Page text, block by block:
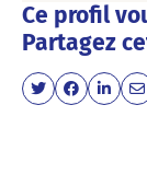
Ce profil
Partagez